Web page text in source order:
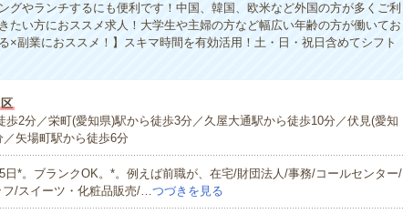
グやランチするにも便利です！中国、韓国、欧米など外国の方が多くご利
たい方におススメ求人！大学生や主婦の方など幅広い年齢の方が働いてお
×副業におススメ！】スキマ時間を有効活用！土・日・祝日含めてシフト
歩2分／栄町(愛知県)駅から徒歩3分／久屋大通駅から徒歩10分／伏見(愛知
矢場町駅から徒歩6分
*。ブランクOK。*。例えば前職が、在宅/財団法人/事務/コールセンター/
フ/スイーツ・化粧品販売/…つづきを見る